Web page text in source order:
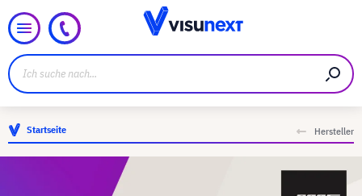
Startseite Hersteller